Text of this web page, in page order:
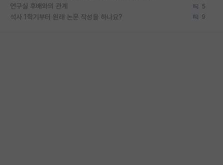
연구실 후배와의 관계 5
석사 1학기부터 원래 논문 작성을 하나요? 9